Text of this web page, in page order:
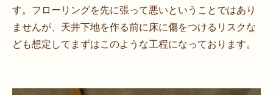
す。フローリングを先に張って悪いということではあり
ませんが、天井下地を作る前に床に傷をつけるリスクな
ども想定してまずはこのような工程になっております。